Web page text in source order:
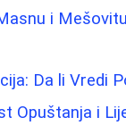
i
Da li Vredi
Opuštanja i